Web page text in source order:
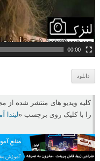
ی
00:00
دانلود
کلیه ویدیو های منتشر شده از
را با کلیک روی برچسب «